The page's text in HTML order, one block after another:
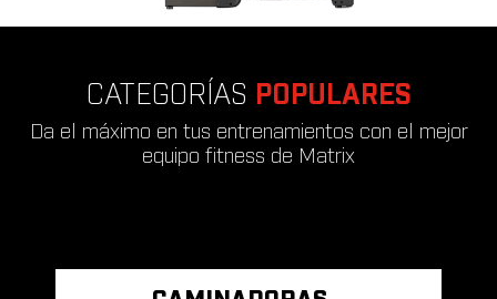
CATEGORÍAS POPULARES
Da el máximo en tus entrenamientos con el mejor
equipo fitness de Matrix